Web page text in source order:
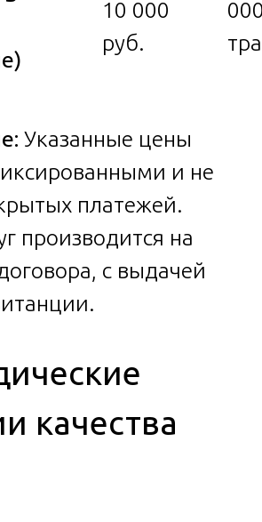
10 000
руб.
Указанные цены
и не
платежей.
производится на
с выдачей
качества